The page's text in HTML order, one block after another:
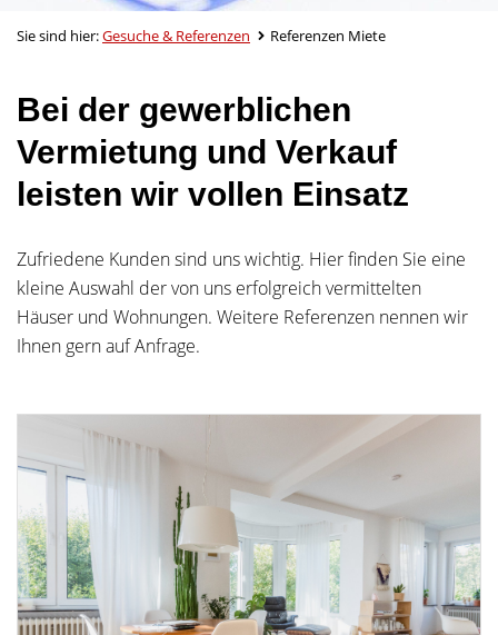
Sie sind hier:Gesuche & Referenzen Referenzen Miete
Bei der gewerblichen
Vermietung und Verkauf
leisten wir vollen Einsatz
Zufriedene Kunden sind uns wichtig. Hier finden Sie eine
kleine Auswahl der von uns erfolgreich vermittelten
Häuser und Wohnungen. Weitere Referenzen nennen wir
Ihnen gern auf Anfrage.